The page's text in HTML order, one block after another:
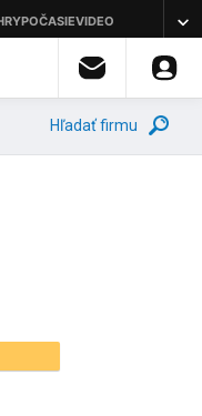
Hľadať firmu